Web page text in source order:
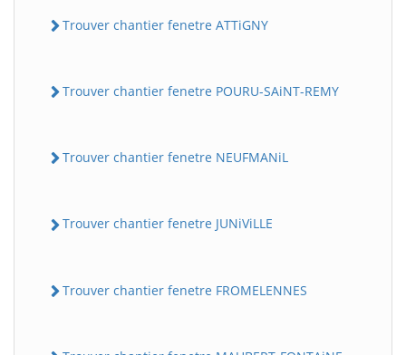
Trouver chantier fenetre ATTiGNY
Trouver chantier fenetre POURU-SAiNT-REMY
Trouver chantier fenetre NEUFMANiL
Trouver chantier fenetre JUNiViLLE
Trouver chantier fenetre FROMELENNES